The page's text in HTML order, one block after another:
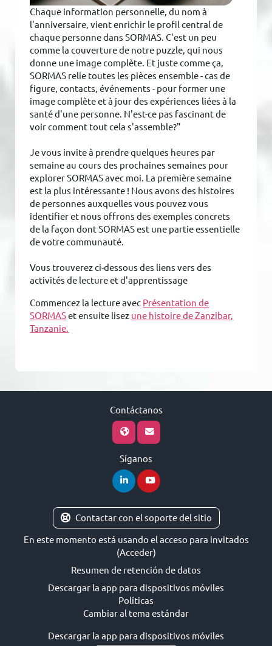
Chaque information personnelle, du nom à
l'anniversaire, vient enrichir le profil central de
chaque personne dans SORMAS. C'est un peu
comme la couverture de notre puzzle, qui nous
donne une image complète. Et juste comme ça,
SORMAS relie toutes les pièces ensemble - cas de
figure, contacts, événements - pour former une
image complète et à jour des expériences liées à la
santé d'une personne. N'est-ce pas fascinant de
voir comment tout cela s'assemble?"
Je vous invite à prendre quelques heures par
semaine au cours des prochaines semaines pour
explorer SORMAS avec moi. La première semaine
est la plus intéressante ! Nous avons des histoires
de personnes auxquelles vous pouvez vous
identifier et nous offrons des exemples concrets
de la façon dont SORMAS est une partie essentielle
de votre communauté.
Vous trouverez ci-dessous des liens vers des
activités de lecture et d'apprentissage
Commencez la lecture avec Présentation de
SORMASet ensuite lisez une histoire de Zanzibar,
Tanzanie.
Contáctanos
Síganos
Contactar con el soporte del sitio
En este momento está usando el acceso para invitados
(Acceder)
Resumen de retención de datos
Descargar la app para dispositivos móviles
Políticas
Cambiar al tema estándar
Descargar la app para dispositivos móviles